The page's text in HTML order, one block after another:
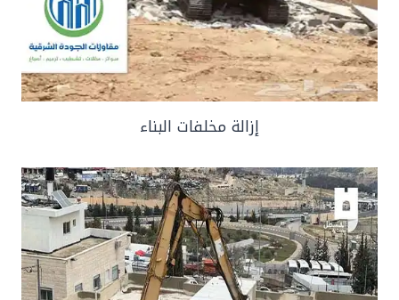
إزالة مخلفات البناء